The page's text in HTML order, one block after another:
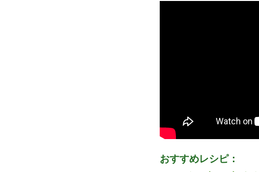
おすすめレシピ：